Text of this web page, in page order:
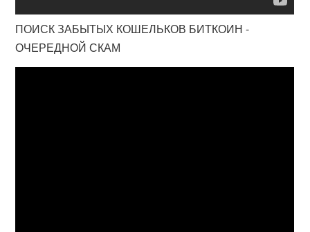
ПОИСК ЗАБЫТЫХ КОШЕЛЬКОВ БИТКОИН -
ОЧЕРЕДНОЙ СКАМ